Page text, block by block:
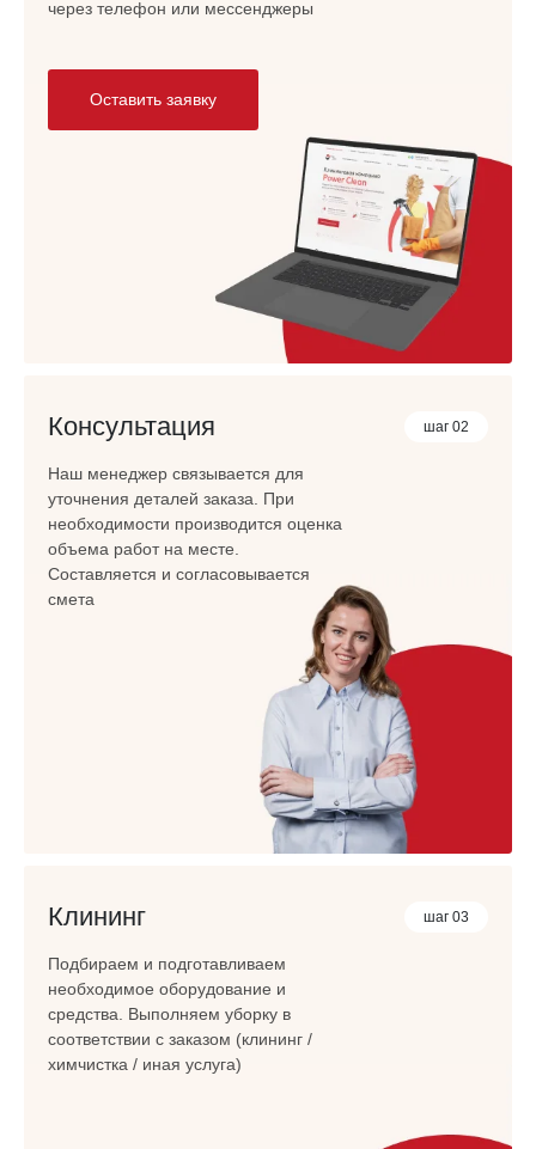
через телефон или мессенджеры
Оставить заявку
шаг 02
Консультация
Наш менеджер связывается для
уточнения деталей заказа. При
необходимости производится оценка
объема работ на месте.
Составляется и согласовывается
смета
шаг 03
Клининг
Подбираем и подготавливаем
необходимое оборудование и
средства. Выполняем уборку в
соответствии с заказом (клининг /
химчистка / иная услуга)